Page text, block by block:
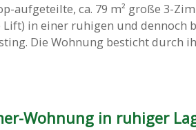
aufgeteilte, ca. 79 m² große 3-
Lift) in einer ruhigen und dennoch
Die Wohnung besticht durch
Wohnung in ruhiger